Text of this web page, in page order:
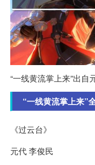
“一线黄流掌上来”出自
“一线黄流掌上来”
《过云台》
元代 李俊民